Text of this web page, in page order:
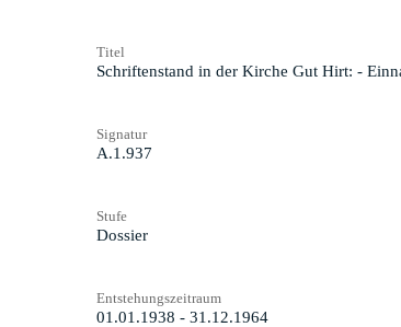
Titel
Schriftenstand in der Kirche Gut Hirt: -
Signatur
A.1.937
Stufe
Dossier
Entstehungszeitraum
01.01.1938 - 31.12.1964